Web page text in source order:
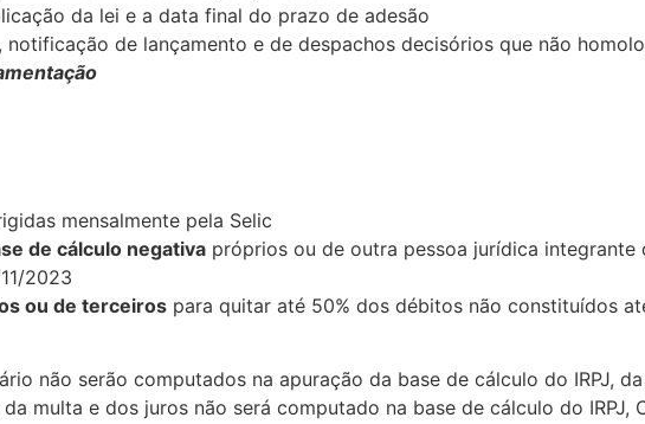
da lei e a data final do prazo de adesão
de lançamento e de despachos decisórios que não
mensalmente pela Selic
de cálculo negativa próprios ou de outra pessoa jurídica
2023
ou de terceiros para quitar até 50% dos débitos não constituídos
não serão computados na apuração da base de cálculo do IRPJ, da
multa e dos juros não será computado na base de cálculo do IRPJ,